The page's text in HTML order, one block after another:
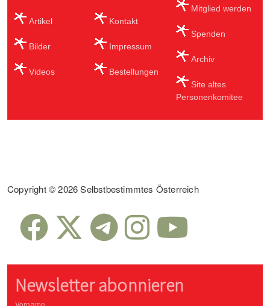
Artikel
Bilder
Videos
Kontakt
Impressum
Bestellungen
Mitglied werden
Spenden
Archiv
Site altes
Personenkomitee
Copyright © 2026 Selbstbestimmtes Österreich
Newsletter abonnieren